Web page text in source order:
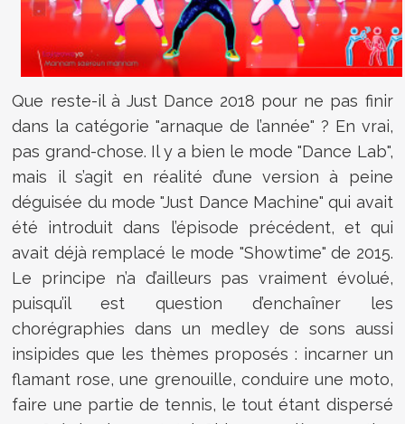
Que reste-il à Just Dance 2018 pour ne pas finir
dans la catégorie "arnaque de l’année" ? En vrai,
pas grand-chose. Il y a bien le mode "Dance Lab",
mais il s’agit en réalité d’une version à peine
déguisée du mode "Just Dance Machine" qui avait
été introduit dans l’épisode précédent, et qui
avait déjà remplacé le mode "Showtime" de 2015.
Le principe n’a d’ailleurs pas vraiment évolué,
puisqu’il est question d’enchaîner les
chorégraphies dans un medley de sons aussi
insipides que les thèmes proposés : incarner un
flamant rose, une grenouille, conduire une moto,
faire une partie de tennis, le tout étant dispersé